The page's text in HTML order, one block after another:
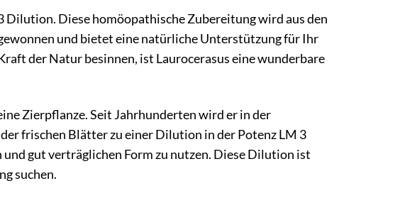
Dilution. Diese homöopathische Zubereitung wird aus den
und bietet eine natürliche Unterstützung für Ihr
der Natur besinnen, ist Laurocerasus eine wunderbare
Zierpflanze. Seit Jahrhunderten wird er in der
frischen Blätter zu einer Dilution in der Potenz LM 3
gut verträglichen Form zu nutzen. Diese Dilution ist
suchen.